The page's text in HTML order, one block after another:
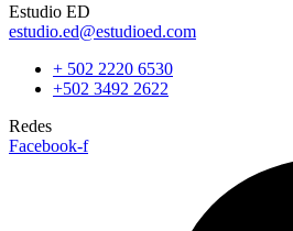
Estudio ED
estudio.ed@estudioed.com
+ 502 2220 6530
+502 3492 2622
Redes
Facebook-f